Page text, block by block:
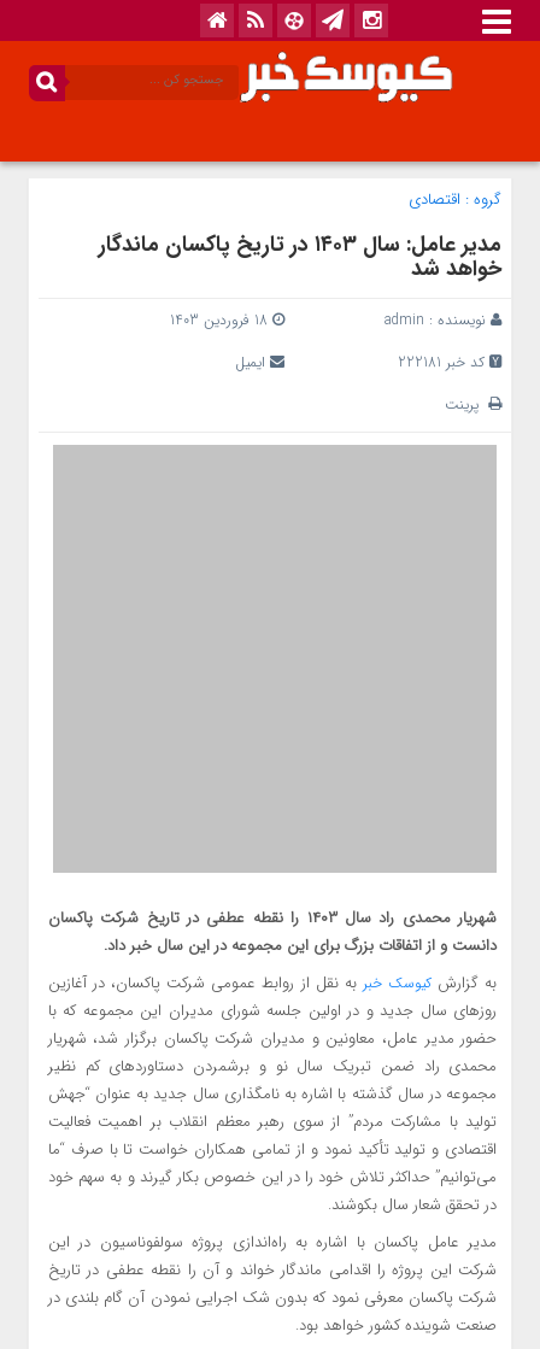
گروه : اقتصادی
مدیر عامل: سال ۱۴۰۳ در تاریخ پاکسان ماندگار
خواهد شد
نویسنده : admin
کد خبر 222181
ایمیل
پرینت
شهریار محمدی راد سال ۱۴۰۳ را نقطه عطفی در تاریخ شرکت پاکسان
دانست و از اتفاقات بزرگ برای این مجموعه در این سال خبر داد.
به گزارش کیوسک خبر به نقل از روابط عمومی شرکت پاکسان، در آغازین
روزهای سال جدید و در اولین جلسه شورای مدیران این مجموعه که با
حضور مدیر عامل، معاونین و مدیران شرکت پاکسان برگزار شد، شهریار
محمدی راد ضمن تبریک سال نو و برشمردن دستاوردهای کم نظیر
مجموعه در سال گذشته با اشاره به نامگذاری سال جدید به عنوان “جهش
تولید با مشارکت مردم” از سوی رهبر معظم انقلاب بر اهمیت فعالیت
اقتصادی و تولید تأکید نمود و از تمامی همکاران خواست تا با صرف “ما
می‌توانیم” حداکثر تلاش خود را در این خصوص بکار گیرند و به سهم خود
در تحقق شعار سال بکوشند.
مدیر عامل پاکسان با اشاره به راه‌اندازی پروژه سولفوناسیون در این
شرکت این پروژه را اقدامی ماندگار خواند و آن را نقطه عطفی در تاریخ
شرکت پاکسان معرفی نمود که بدون شک اجرایی نمودن آن گام بلندی در
صنعت شوینده کشور خواهد بود.